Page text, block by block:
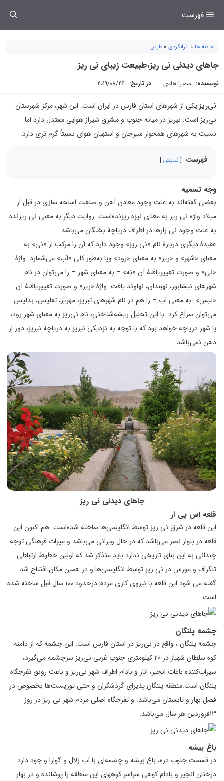
فهرست
جاذبه ها » ایرانگردی » فارس
جاهای دیدنی نی ریز،طبیعت زیبای نی ریز
نویسنده: سمیرا هادی در تاریخ: 2019/08/26
نی‌ریزیکی از شهرهای استان فارس در ایران است. این شهر، مرکز شهرستان
نی‌ریز است. نیریز در میانه جنوب و مشرق شیراز هوایی معتدل دارد اما
نسبت به شهرهای همجوار سیرجان و استهبان هوای نسبتاً گرم تری دارد.
فهرست نمایش
وجه تسمیه
بعضی گفته‌اند به علت وجود معادن آهن و صنعت اسلحه سازی در قبل از
میلاد واژه نی ریز به معنای نیزه ریزنده‌است. روایت دیگر به معنی نی ریزنده
به علت وجود نی زارها در اطراف دریاچهٔ بختگان می‌باشد.
عقیدهٔ دیگری دربارهٔ نام «نی ریز» وجود دارد که آن را مرکب از «نی» به
معنای «شهر» و «ریز» به معنای «رود» ویا به‌طور کلی «آب» می‌شمارد. واژهٔ
«نی» و صورت تغییریافتهٔ آن «نِه» – به معنای شهر – را می‌توان در نام
شهرهای نیشابور، نهبندان، نهاوند یافت. واژهٔ «ریز» و صورت تغییریافتهٔ آن
«لیس» -به معنی آب – را هم در نام شهرهای تبریز، مهریز، تفلیس، بدلیس
می‌توان سراغ کرد. با این تحلیل ریشه‌شناختی، نام نی‌ریز به معنای شهرِ رود،
یا شهر دریاچه خواهد بود که با توجه به نزدیکی نیریز به دریاچهٔ نیریز، دور از
ذهن نمی‌باشد.
جاهای دیدنی نی ریز
قلعه اس پی آر
این قلعه در شرق نی ریز توسط انگلیسی‌ها ساخته شده‌است. هم اکنون این
قلعه در بلوار نصر می‌باشد که در حال ویرانی می‌باشد و میراث فرهنگی توجه
چندانی به این بنای تاریخی ندارد باید متذکر شد که اولین خطوط ارتباطی
تلگراف و مورس در نی ریز توسط انگلیسی‌ها و در همین مکان افتتاح شد.
گفته می شود این قلعه با نیروی کاری مردم درحدود ۱۰۰ سال قبل ساخته شده
است.
چشمه پلنگان
چشمه پلنگان ، واقع در نی‌ریز در استان فارس است. این چشمه که از دامنه
کوه سلطان‌ شهباز در ۲۰ کیلومتری جنوب غربی نی‌ریز سرچشمه می‌گیرد،
سیراب‌کننده باغات انجیر، انار و بادام اطراف شهر نی‌ریز و باعث رونق تفرجگاه
پلنگان است.منطقه پلنگان پذیرای گردشگران و حتی توریست‌ها بخصوص در
فصل بهار و تابستان می‌باشد. و تفرجگاه اصلی مردم شهر نی ریز در روز
۱۳فروردین هر سال می‌باشد.
باغ بیشه
در قسمت جنوب دره، باغ بیشه و چشمه‌ای با آب زلال و گوارا و جود دارد.
درختان انجیر و بادام کوهی سراسر کوههای این منطقه را پوشانده و در بهار